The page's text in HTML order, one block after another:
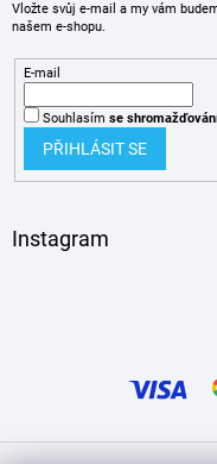
Vložte svůj e-mail a my vám
našem e-shopu.
E-mail
Souhlasím se
PŘIHLÁSIT SE
Instagram